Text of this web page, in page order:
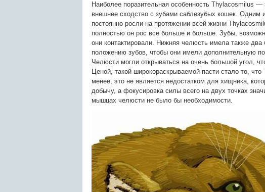
Наиболее поразительная особенность Thylacosmilus
внешнее сходство с зубами саблезубых кошек. Одним
постоянно росли на протяжении всей жизни
полностью он рос все больше и больше. Зубы,
они контактировали. Нижняя челюсть имела также
положению зубов, чтобы они имели дополнительную
Челюсти могли открываться на очень большой угол,
Ценой, такой широкораскрываемой пасти стало то,
менее, это не является недостатком для хищника,
добычу, а фокусировка силы всего на двух точках
мышцах челюсти не было бы необходимости.